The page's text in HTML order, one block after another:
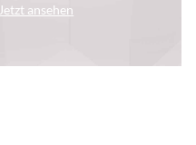
Jetzt ansehen